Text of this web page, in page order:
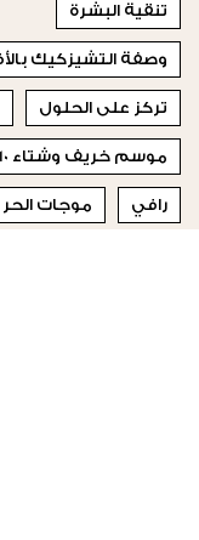
تنقية البشرة
وصفة التشيزكيك
تركز على الحلول
موسم خريف وشتاء 2010 -2011
رافي موجات الحر